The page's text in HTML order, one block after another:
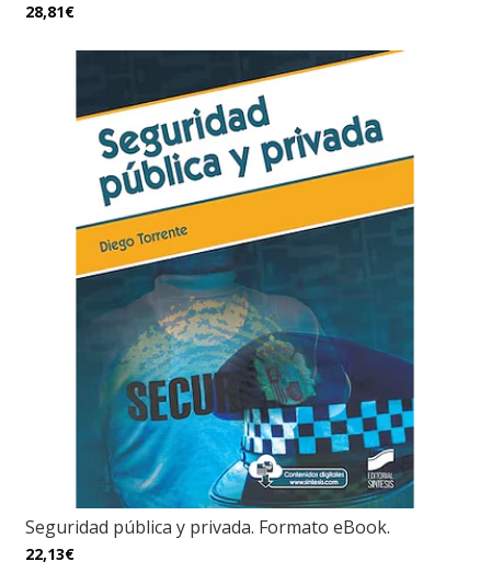
28,81€
Seguridad pública y privada. Formato eBook.
22,13€